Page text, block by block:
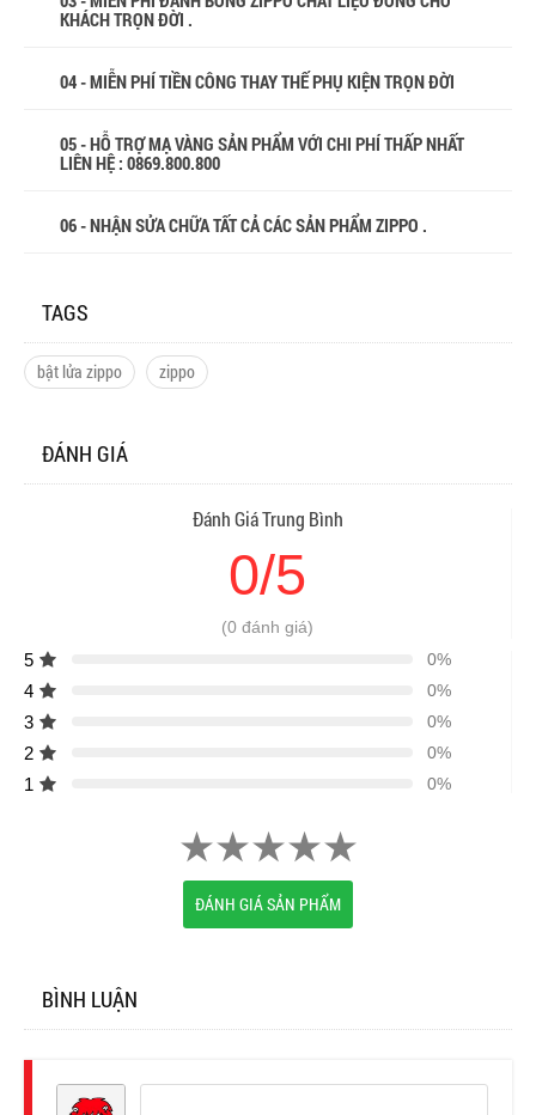
KHÁCH TRỌN ĐỜI .
04 - MIỄN PHÍ TIỀN CÔNG THAY THẾ PHỤ KIỆN TRỌN ĐỜI
05 - HỖ TRỢ MẠ VÀNG SẢN PHẨM VỚI CHI PHÍ THẤP NHẤT
LIÊN HỆ : 0869.800.800
06 - NHẬN SỬA CHỮA TẤT CẢ CÁC SẢN PHẨM ZIPPO .
TAGS
bật lửa zippo zippo
ĐÁNH GIÁ
Đánh Giá Trung Bình
0/5
(0 đánh giá)
5 0%
4 0%
3 0%
2 0%
1 0%
ĐÁNH GIÁ SẢN PHẨM
BÌNH LUẬN